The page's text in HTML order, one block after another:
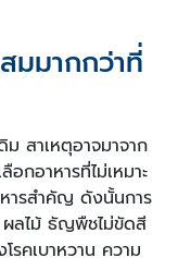
มมากกว่าที่
สาเหตุอาจมาจาก
ลือกอาหารที่ไม่เหมาะ
หารสำคัญ ดังนั้นการ
ผลไม้ ธัญพืชไม่ขัดสี
รคเบาหวาน ความ